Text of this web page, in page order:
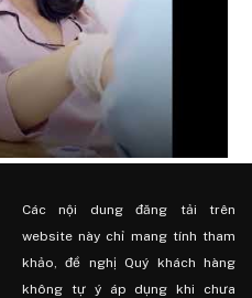
Các nội dung đăng tải trên
website này chỉ mang tính tham
khảo, đề nghị Quý khách hàng
không tự ý áp dụng khi chưa